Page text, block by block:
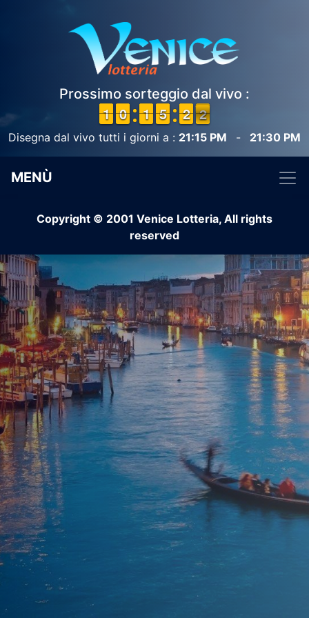
Prossimo sorteggio dal vivo :
1
1
1
1 9
9
0
0 1
1
1
1 4
4
5
5 1
1
2
2 2
1
Disegna dal vivo tutti i giorni a : 21:15 PM - 21:30 PM
MENÙ
Copyright © 2001 Venice Lotteria, All rights
reserved